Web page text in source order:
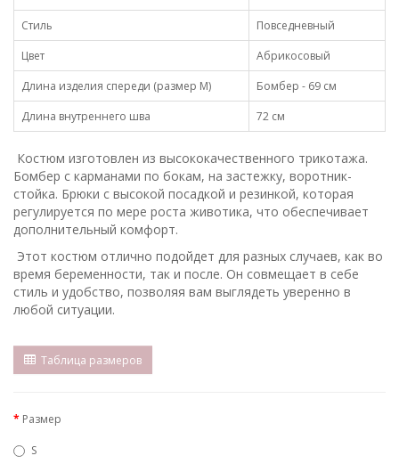
Стиль
Повседневный
Цвет
Абрикосовый
Длина изделия спереди (размер М)
Бомбер - 69 см
Длина внутреннего шва
72 см
Костюм изготовлен из высококачественного трикотажа.
Бомбер с карманами по бокам, на застежку, воротник-
стойка. Брюки с высокой посадкой и резинкой, которая
регулируется по мере роста животика, что обеспечивает
дополнительный комфорт.
Этот костюм отлично подойдет для разных случаев, как во
время беременности, так и после. Он совмещает в себе
стиль и удобство, позволяя вам выглядеть уверенно в
любой ситуации.
Таблица размеров
Размер
S